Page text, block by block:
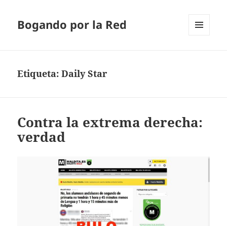
Bogando por la Red
Etiqueta:Daily Star
Contra la extrema derecha:
verdad